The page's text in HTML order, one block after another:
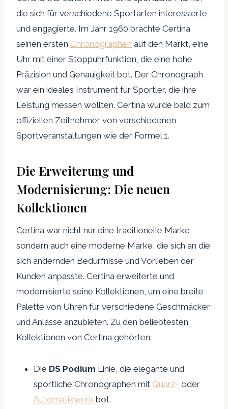
die sich für verschiedene Sportarten interessierte
und engagierte. Im Jahr 1960 brachte Certina
seinen ersten Chronographen auf den Markt, eine
Uhr mit einer Stoppuhrfunktion, die eine hohe
Präzision und Genauigkeit bot. Der Chronograph
war ein ideales Instrument für Sportler, die ihre
Leistung messen wollten. Certina wurde bald zum
offiziellen Zeitnehmer von verschiedenen
Sportveranstaltungen wie der Formel 1.
Die Erweiterung und
Modernisierung: Die neuen
Kollektionen
Certina war nicht nur eine traditionelle Marke,
sondern auch eine moderne Marke, die sich an die
sich ändernden Bedürfnisse und Vorlieben der
Kunden anpasste. Certina erweiterte und
modernisierte seine Kollektionen, um eine breite
Palette von Uhren für verschiedene Geschmäcker
und Anlässe anzubieten. Zu den beliebtesten
Kollektionen von Certina gehörten:
Die DS Podium Linie, die elegante und
sportliche Chronographen mit Quarz- oder
Automatikwerk bot.